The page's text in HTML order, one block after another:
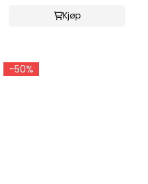
Kjøp
-50%